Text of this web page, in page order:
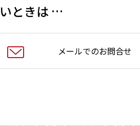
ときは …
メールでのお問合せ